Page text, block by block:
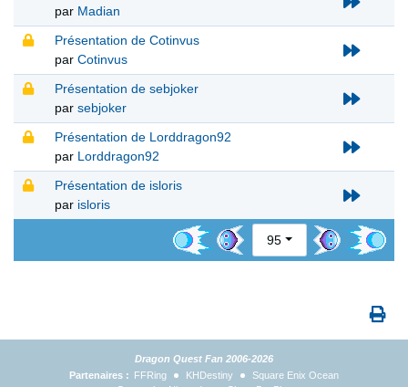
par Madian
Présentation de Cotinvus
par Cotinvus
Présentation de sebjoker
par sebjoker
Présentation de Lorddragon92
par Lorddragon92
Présentation de isloris
par isloris
95
Dragon Quest Fan 2006-2026
Partenaires : FFRing KHDestiny
Square Enix Ocean